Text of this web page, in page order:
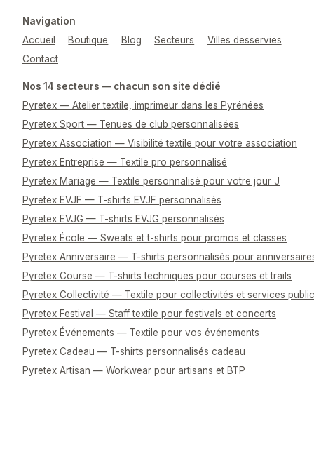
Navigation
Accueil
Boutique Blog Secteurs
Villes desservies
Contact
Nos 14 secteurs — chacun son site dédié
Pyretex — Atelier textile, imprimeur dans les Pyrénées
Pyretex Sport — Tenues de club personnalisées
Pyretex Association — Visibilité textile pour votre association
Pyretex Entreprise — Textile pro personnalisé
Pyretex Mariage — Textile personnalisé pour votre jour J
Pyretex EVJF — T-shirts EVJF personnalisés
Pyretex EVJG — T-shirts EVJG personnalisés
Pyretex École — Sweats et t-shirts pour promos et classes
Pyretex Anniversaire — T-shirts personnalisés pour
Pyretex Course — T-shirts techniques pour courses et trails
Pyretex Collectivité — Textile pour collectivités et services
Pyretex Festival — Staff textile pour festivals et concerts
Pyretex Événements — Textile pour vos événements
Pyretex Cadeau — T-shirts personnalisés cadeau
Pyretex Artisan — Workwear pour artisans et BTP